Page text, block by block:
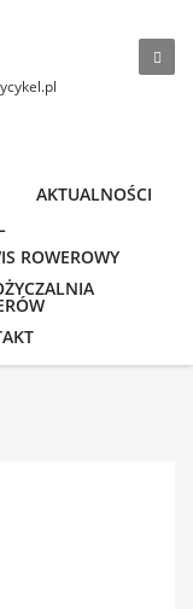
AKTUALNOŚCI
ROWEROWY